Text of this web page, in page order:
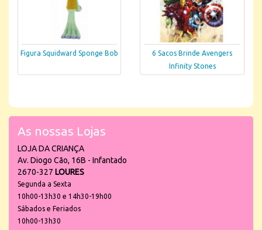
Figura Squidward Sponge Bob
6 Sacos Brinde Avengers
Infinity Stones
As nossas Lojas
LOJA DA CRIANÇA
Av. Diogo Cão, 16B - Infantado
2670-327 LOURES
Segunda a Sexta
10h00-13h30 e 14h30-19h00
Sábados e Feriados
10h00-13h30